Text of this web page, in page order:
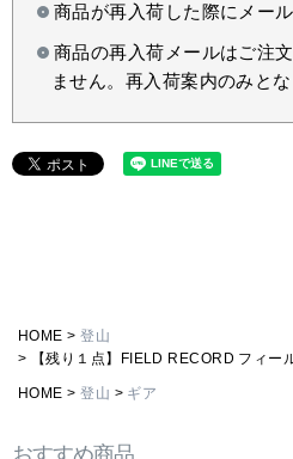
商品が再入荷した際にメー
商品の再入荷メールはご注
ません。再入荷案内のみとな
HOME
登山
【残り１点】FIELD RECORD フィー
HOME 登山 ギア